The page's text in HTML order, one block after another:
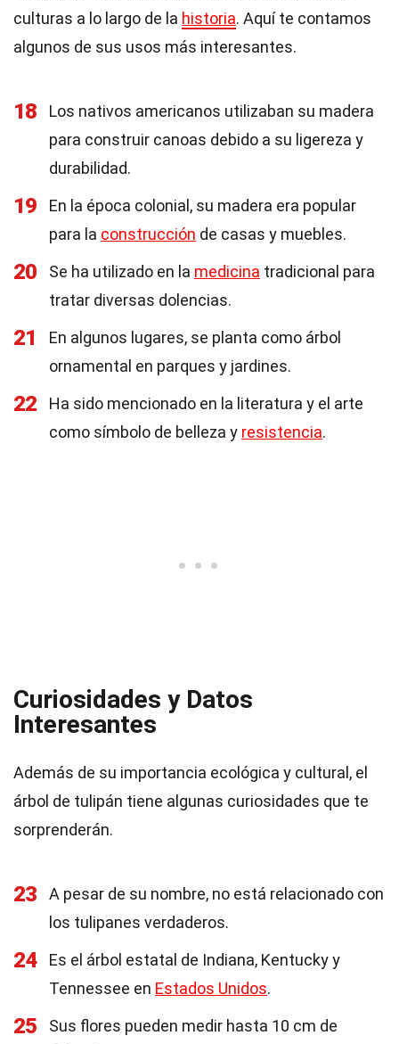
culturas a lo largo de la historia. Aquí te contamos
algunos de sus usos más interesantes.
18
Los nativos americanos utilizaban su madera
para construir canoas debido a su ligereza y
durabilidad.
19
En la época colonial, su madera era popular
para la construcción de casas y muebles.
20 Se ha utilizado en la medicina tradicional para
tratar diversas dolencias.
21
En algunos lugares, se planta como árbol
ornamental en parques y jardines.
22
Ha sido mencionado en la literatura y el arte
como símbolo de belleza y resistencia.
Curiosidades y Datos
Interesantes
Además de su importancia ecológica y cultural, el
árbol de tulipán tiene algunas curiosidades que te
sorprenderán.
23
A pesar de su nombre, no está relacionado con
los tulipanes verdaderos.
24
Es el árbol estatal de Indiana, Kentucky y
Tennessee en Estados Unidos.
25
Sus flores pueden medir hasta 10 cm de